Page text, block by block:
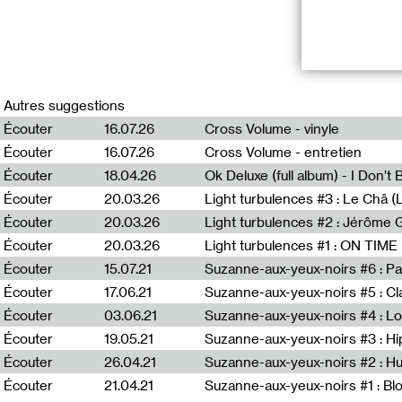
Entretien
En avril 2021,
à Paris,
oeuvre,
panneau
Cette
manque actuel
revendiquer
*Duuu
Art : Concept.
partagés entre
Autres suggestions
Écouter
16.07.26 Cross Volume - vinyle
Écouter
16.07.26 Cross Volume - entretien
Écouter
18.04.26 Ok Deluxe (full album) - I Don’t
Écouter
20.03.26 Light turbulences #3 : Le Châ
Écouter
20.03.26
Écouter
20.03.26
Écouter
15.07.21 Suzanne-aux-yeux-noirs #6 :
Écouter
17.06.21
Écouter
03.06.21
Écouter
19.05.21 Suzanne-aux-yeux-noirs #3 :
Écouter
26.04.21
Écouter
21.04.21